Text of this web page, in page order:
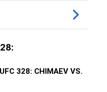
328: CHIMAEV VS.